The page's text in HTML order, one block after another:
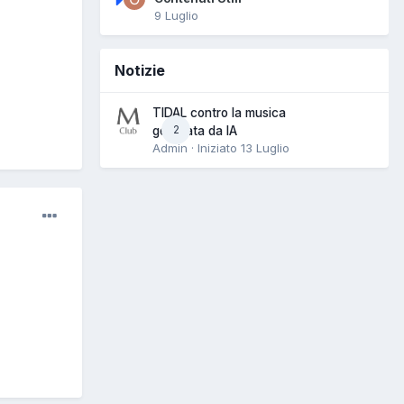
9 Luglio
Notizie
2
TIDAL contro la musica
generata da IA
Admin · Iniziato 13 Luglio